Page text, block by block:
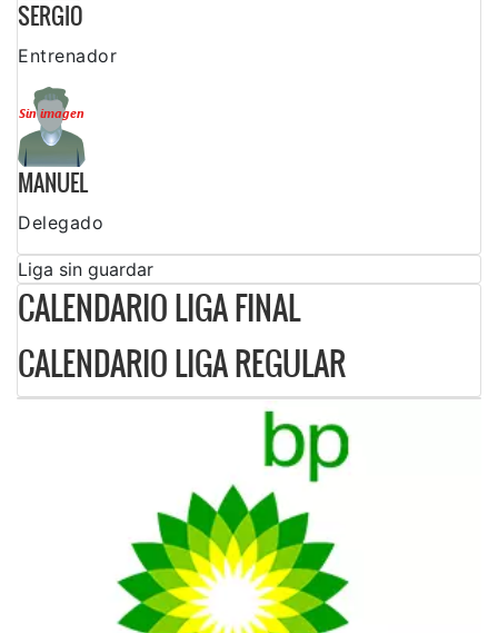
SERGIO
Entrenador
MANUEL
Delegado
Liga sin guardar
CALENDARIO LIGA FINAL
CALENDARIO LIGA REGULAR